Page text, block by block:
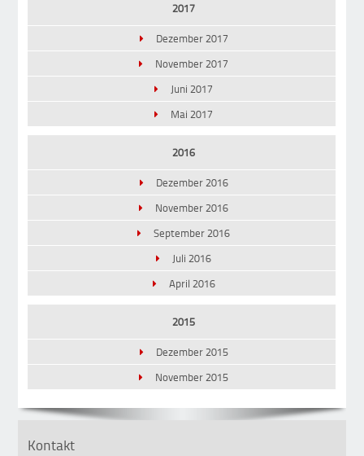
2017
Dezember 2017
November 2017
Juni 2017
Mai 2017
2016
Dezember 2016
November 2016
September 2016
Juli 2016
April 2016
2015
Dezember 2015
November 2015
Kontakt